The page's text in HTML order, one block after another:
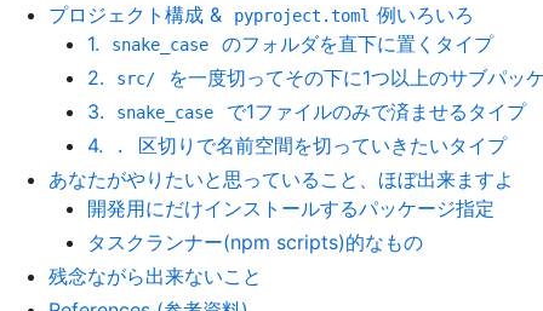
プロジェクト構成 & pyproject.toml 例いろいろ
1.
snake_case
のフォルダを直下に置くタイプ
2.
src/
を一度切ってその下に1つ以上のサブパッ
3.
snake_case
で1ファイルのみで済ませるタイプ
4.
.
区切りで名前空間を切っていきたいタイプ
あなたがやりたいと思っていること、ほぼ出来ますよ
開発用にだけインストールするパッケージ指定
タスクランナー(npm scripts)的なもの
残念ながら出来ないこと